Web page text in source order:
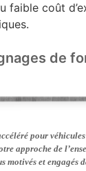
faible coût
de
pour
approche de
motivés et engagés